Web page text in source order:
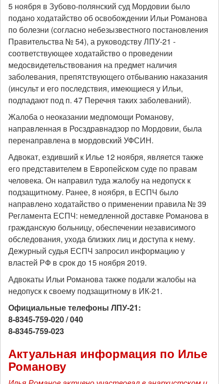
5 ноября в Зубово-полянский суд Мордовии было
подано ходатайство об освобождении Ильи Романова
по болезни (согласно небезызвестного постановления
Правительства № 54), а руководству ЛПУ-21 -
соответствующее ходатайство о проведении
медосвидетельствования на предмет наличия
заболевания, препятствующего отбыванию наказания
(инсульт и его последствия, имеющиеся у Ильи,
подпадают под п. 47 Перечня таких заболеваний).
Жалоба о неоказании медпомощи Романову,
направленная в Росздравнадзор по Мордовии, была
перенаправлена в мордовский УФСИН.
Адвокат, ездивший к Илье 12 ноября, является также
его представителем в Европейском суде по правам
человека. Он направил туда жалобу на недопуск к
подзащитному. Ранее, 8 ноября, в ЕСПЧ было
направлено ходатайство о применении правила № 39
Регламента ЕСПЧ: немедленной доставке Романова в
гражданскую больницу, обеспечении независимого
обследования, ухода близких лиц и доступа к нему.
Дежурный судья ЕСПЧ запросил информацию у
властей РФ в срок до 15 ноября 2019.
Адвокаты Ильи Романова также подали жалобы на
недопуск к своему подзащитному в ИК-21.
Официальные телефоны ЛПУ-21:
8-8345-759-020 / 040
8-8345-759-023
Актуальная информация по Илье
Романову